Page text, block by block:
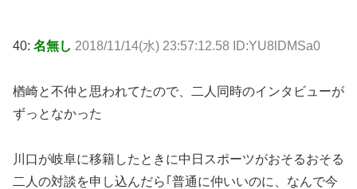
40: 名無し 2018/11/14(水) 23:57:12.58 ID:YU8lDMSa0
楢崎と不仲と思われてたので、二人同時のインタビューが
ずっとなかった
川口が岐阜に移籍したときに中日スポーツがおそるおそる
二人の対談を申し込んだら｢普通に仲いいのに、なんで今